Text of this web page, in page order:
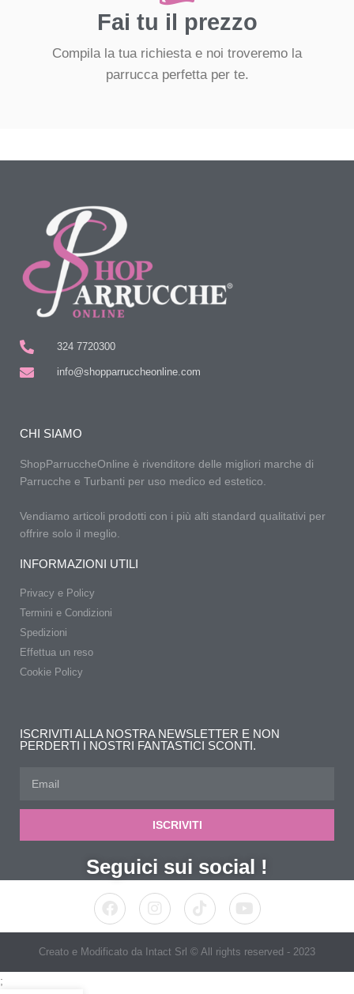
Fai tu il prezzo
Compila la tua richiesta e noi troveremo la
parrucca perfetta per te.
324 7720300
info@shopparruccheonline.com
CHI SIAMO
ShopParruccheOnline è rivenditore delle migliori marche di
Parrucche e Turbanti per uso medico ed estetico.
Vendiamo articoli prodotti con i più alti standard qualitativi per
offrire solo il meglio.
INFORMAZIONI UTILI
Privacy e Policy
Termini e Condizioni
Spedizioni
Effettua un reso
Cookie Policy
ISCRIVITI ALLA NOSTRA NEWSLETTER E NON
PERDERTI I NOSTRI FANTASTICI SCONTI.
ISCRIVITI
Seguici sui social !
Creato e Modificato da Intact Srl © All rights reserved - 2023
;